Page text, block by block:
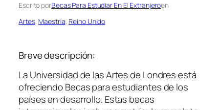
Escrito porBecas Para Estudiar En El Extranjeroen
Artes, Maestría, Reino Unido
Breve descripción:
La Universidad de las Artes de Londres está
ofreciendo Becas para estudiantes de los
países en desarrollo. Estas becas